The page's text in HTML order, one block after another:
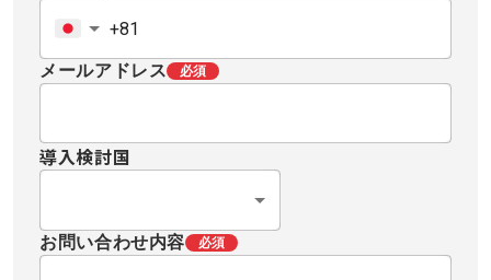
メールアドレス 必須
導入検討国
お問い合わせ内容 必須